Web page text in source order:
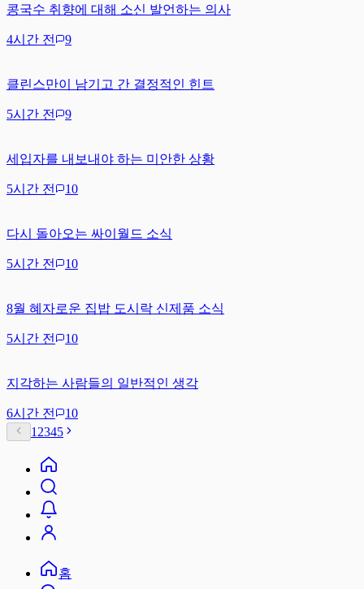
콩국수 취향에 대해 소신 발언하는 의사
4시간 전 9
클린스만이 남기고 간 결정적인 힌트
5시간 전 9
세입자를 내보내야 하는 미안한 상황
5시간 전 10
다시 돌아오는 싸이월드 소식
5시간 전 10
8월 혜자로운 집밥 도시락 신제품 소식
5시간 전 10
지각하는 사람들의 일반적인 생각
6시간 전
10
1 2345
홈